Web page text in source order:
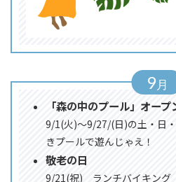
9
「森の中のプール」オープ
9/1(火)～9/27/(日)の土・日
きプールで遊んじゃえ！
敬老の日
9/21(祝) ランチバイキング